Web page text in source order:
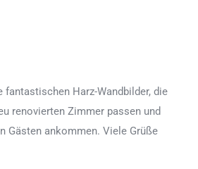
fantastischen Harz-Wandbilder, die
renovierten Zimmer passen und
Gästen ankommen. Viele Grüße